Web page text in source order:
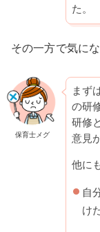
た。
その一方で気に
保育士メグ
まず
の研
研修
意見
他に
自
け